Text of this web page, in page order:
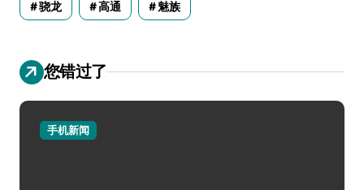
骁龙 高通 魅族
您错过了
手机新闻